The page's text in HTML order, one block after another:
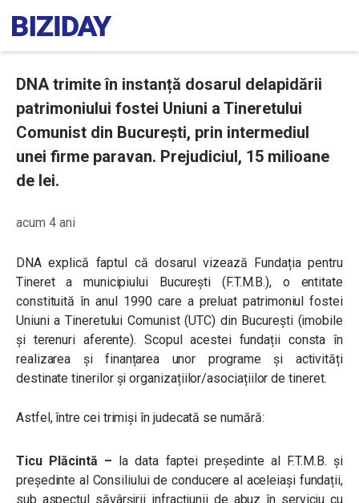
DNA trimite în instanță dosarul delapidării
patrimoniului fostei Uniuni a Tineretului
Comunist din București, prin intermediul
unei firme paravan. Prejudiciul, 15 milioane
de lei.
acum 4 ani
DNA explică faptul că dosarul vizează Fundația pentru
Tineret a municipiului București (F.T.M.B.), o entitate
constituită în anul 1990 care a preluat patrimoniul fostei
Uniuni a Tineretului Comunist (UTC) din București (imobile
și terenuri aferente). Scopul acestei fundații consta în
realizarea și finanțarea unor programe și activități
destinate tinerilor și organizațiilor/asociațiilor de tineret.
Astfel, între cei trimiși în judecată se numără:
Ticu Plăcintă – la data faptei președinte al F.T.M.B. și
președinte al Consiliului de conducere al aceleiași fundații,
sub aspectul săvârșirii infracțiunii de abuz în serviciu cu